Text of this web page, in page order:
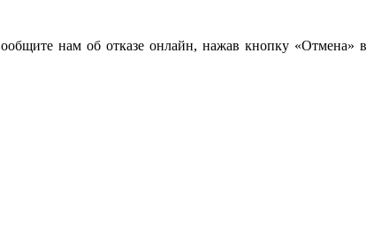
нам об отказе онлайн, нажав кнопку «Отмена» в